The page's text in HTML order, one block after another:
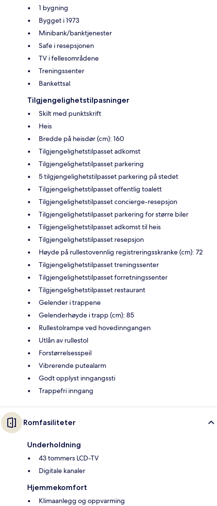
1 bygning
Bygget i 1973
Minibank/banktjenester
Safe i resepsjonen
TV i fellesområdene
Treningssenter
Bankettsal
Tilgjengelighetstilpasninger
Skilt med punktskrift
Heis
Bredde på heisdør (cm): 160
Tilgjengelighetstilpasset adkomst
Tilgjengelighetstilpasset parkering
5 tilgjengelighetstilpasset parkering på stedet
Tilgjengelighetstilpasset offentlig toalett
Tilgjengelighetstilpasset concierge-resepsjon
Tilgjengelighetstilpasset parkering for større biler
Tilgjengelighetstilpasset adkomst til heis
Tilgjengelighetstilpasset resepsjon
Høyde på rullestovennlig registreringsskranke (cm): 72
Tilgjengelighetstilpasset treningssenter
Tilgjengelighetstilpasset forretningssenter
Tilgjengelighetstilpasset restaurant
Gelender i trappene
Gelenderhøyde i trapp (cm): 85
Rullestolrampe ved hovedinngangen
Utlån av rullestol
Forstørrelsesspeil
Vibrerende putealarm
Godt opplyst inngangssti
Trappefri inngang
Romfasiliteter
Underholdning
43 tommers LCD-TV
Digitale kanaler
Hjemmekomfort
Klimaanlegg og oppvarming